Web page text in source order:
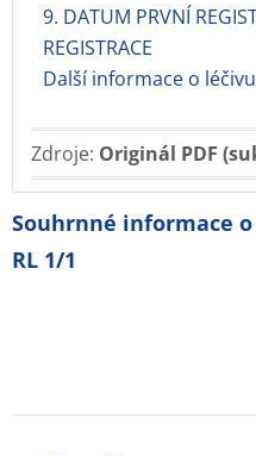
9. DATUM PRVNÍ
REGISTRACE
Další informace o léčivu
Zdroje: Originál PDF
Souhrnné informace o
RL 1/1